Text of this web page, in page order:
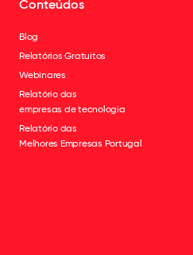
Conteúdos
Blog
Relatórios Gratuitos
Webinares
Relatório das
empresas de tecnologia
Relatório das
Melhores Empresas Portugal